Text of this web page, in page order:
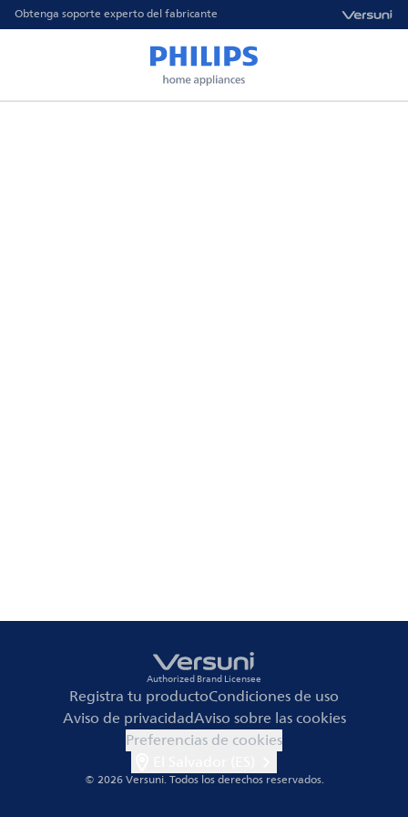
Obtenga soporte experto del fabricante
Authorized Brand Licensee
Registra tu productoCondiciones de uso
Aviso de privacidadAviso sobre las cookies
Preferencias de cookies
© 2026 Versuni.Todos los derechos reservados.